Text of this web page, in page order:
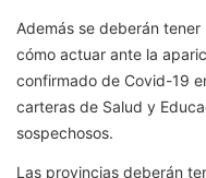
Además se deberán
cómo actuar ante la
confirmado de Covid-19
carteras de Salud y
sospechosos.
Las provincias deberán